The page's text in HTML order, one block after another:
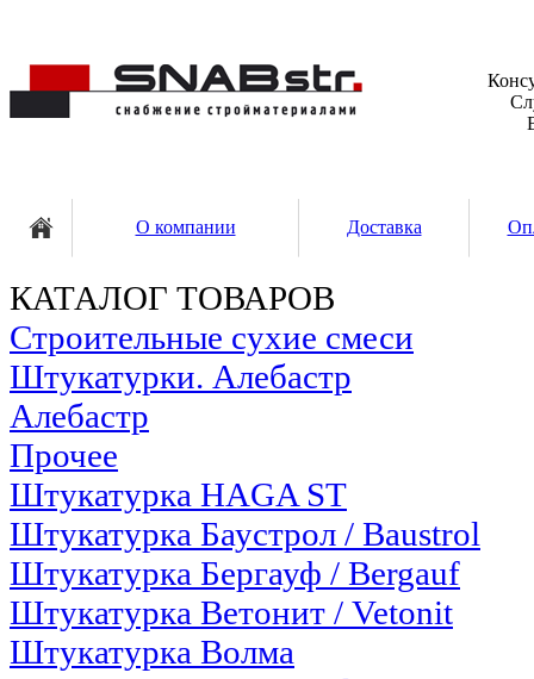
О компании Доставка
КАТАЛОГ ТОВАРОВ
Строительные сухие смеси
Штукатурки. Алебастр
Алебастр
Прочее
Штукатурка HAGA ST
Штукатурка Баустрол / Baustrol
Штукатурка Бергауф / Bergauf
Штукатурка Ветонит / Vetonit
Штукатурка Волма